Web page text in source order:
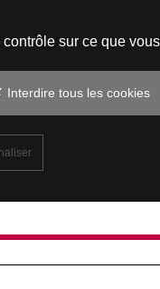
sur ce que
Interdire tous les cookies